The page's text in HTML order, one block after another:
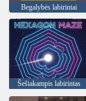
Begalybės labirintai
Šešiakampis labirintas